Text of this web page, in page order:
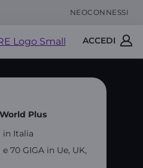
NEOCONNESSI
ACCEDI
Plus
Italia
70 GIGA in Ue, UK,